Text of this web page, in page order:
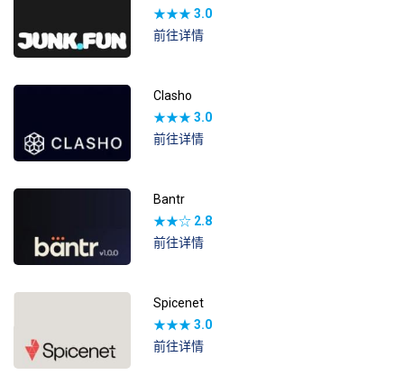
★★★3.0
前往详情
Clasho
★★★3.0
前往详情
Bantr
★★☆ 2.8
前往详情
Spicenet
★★★3.0
前往详情